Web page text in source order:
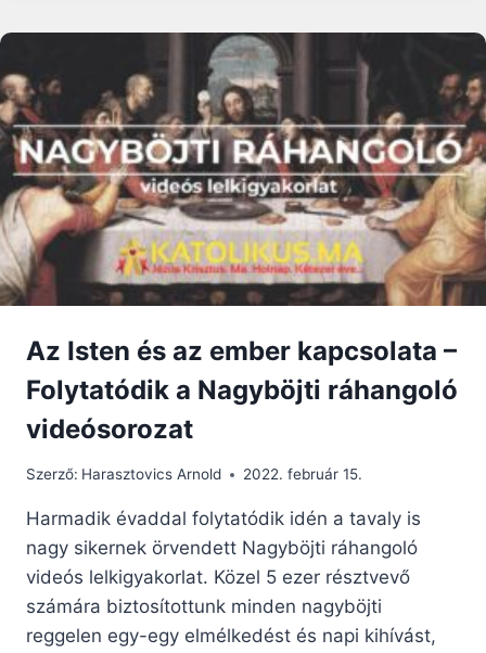
ÁGOSTON-
Az Isten és az ember kapcsolata –
Folytatódik a Nagyböjti ráhangoló
videósorozat
Szerző: Harasztovics Arnold 2022. február 15.
Harmadik évaddal folytatódik idén a tavaly is
nagy sikernek örvendett Nagyböjti ráhangoló
videós lelkigyakorlat. Közel 5 ezer résztvevő
számára biztosítottunk minden nagyböjti
reggelen egy-egy elmélkedést és napi kihívást,